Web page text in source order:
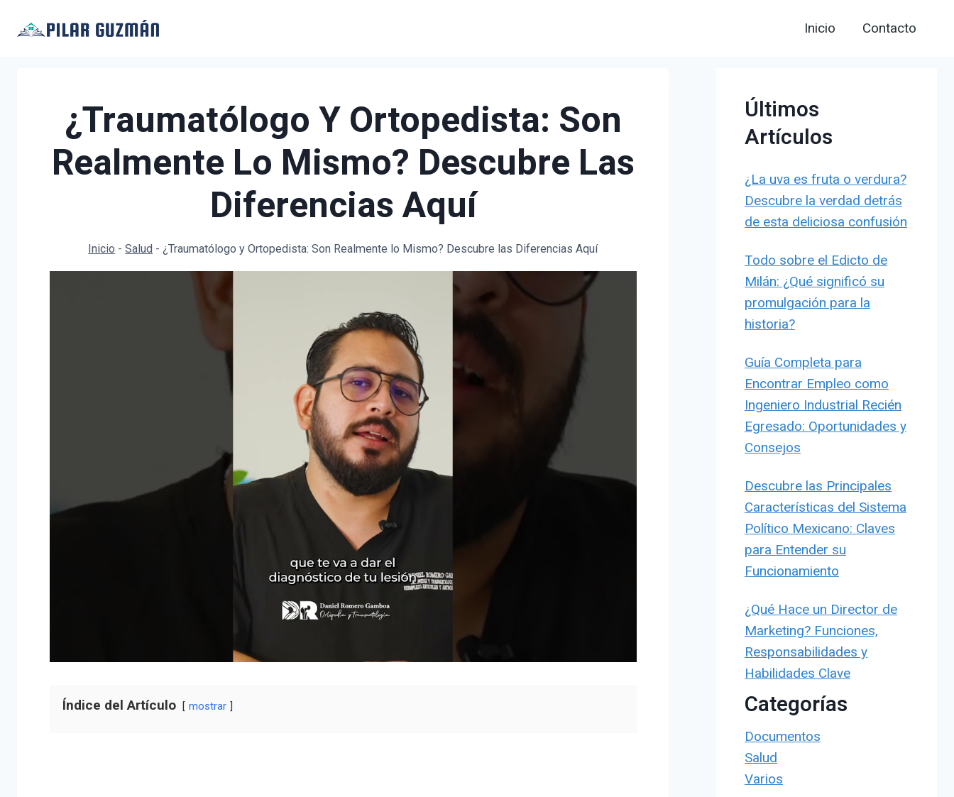
Inicio Contacto
¿Traumatólogo Y Ortopedista: Son
Realmente Lo Mismo? Descubre Las
Diferencias Aquí
Inicio -Salud - ¿Traumatólogo y Ortopedista: Son Realmente lo Mismo? Descubre las Diferencias Aquí
Índice del Artículo mostrar
Últimos
Artículos
¿La uva es fruta o verdura?
Descubre la verdad detrás
de esta deliciosa confusión
Todo sobre el Edicto de
Milán: ¿Qué significó su
promulgación para la
historia?
Guía Completa para
Encontrar Empleo como
Ingeniero Industrial Recién
Egresado: Oportunidades y
Consejos
Descubre las Principales
Características del Sistema
Político Mexicano: Claves
para Entender su
Funcionamiento
¿Qué Hace un Director de
Marketing? Funciones,
Responsabilidades y
Habilidades Clave
Categorías
Documentos
Salud
Varios